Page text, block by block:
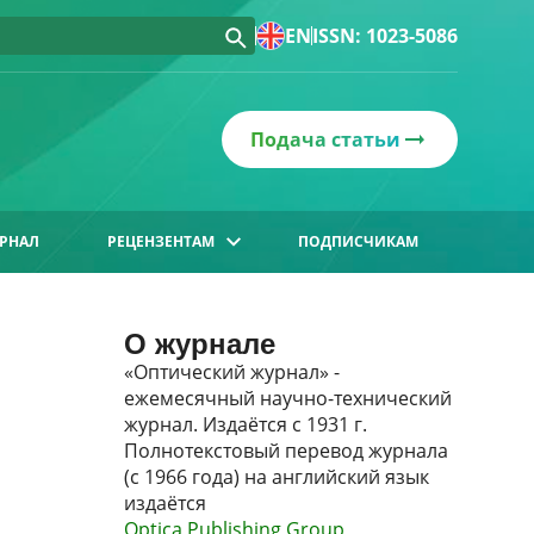
ENISSN: 1023-5086
Подача статьи
РЕЦЕНЗЕНТАМ ПОДПИСЧИКАМ
О журнале
«Оптический журнал» -
ежемесячный научно-технический
журнал. Издаётся с 1931 г.
Полнотекстовый перевод журнала
(с 1966 года) на английский язык
издаётся